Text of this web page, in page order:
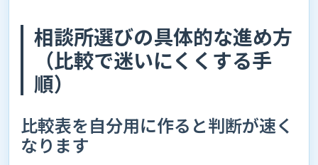
相談所選びの具体的な進め方
（比較で迷いにくくする手
順）
比較表を自分用に作ると判断が速く
なります